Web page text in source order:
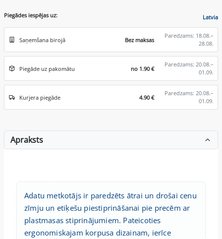
Piegādes iespējas uz: Latvia
Saņemšana birojā Bez maksas
Paredzams: 18.08.–
28.08.
Piegāde uz pakomātu no 1.90 €
Paredzams: 20.08.–
01.09.
Kurjera piegāde 4.90 €
Paredzams: 20.08.–
01.09.
Apraksts
Adatu metkotājs ir paredzēts ātrai un drošai cenu
zīmju un etiķešu piestiprināšanai pie precēm ar
plastmasas stiprinājumiem. Pateicoties
ergonomiskajam korpusa dizainam, ierīce